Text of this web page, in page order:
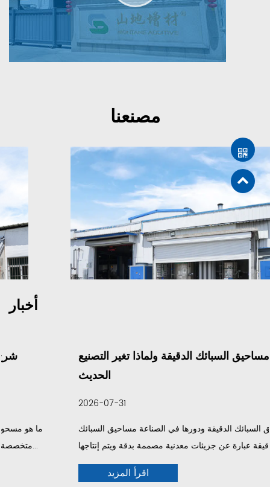
مصنعنا
أخبار
ما هي مساحيق السبائك الدقيقة ولماذا تغير التصنيع
فهم مساحيق السبائك الدقيقة ودورها في الصناعة مساحيق السبائك
الدقيقة عبارة عن جزيئات معدنية مصممة بدقة ويتم إنتاجها...